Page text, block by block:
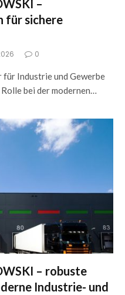
–
für sichere
0
Industrie und Gewerbe
bei der modernen…
– robuste
Industrie- und